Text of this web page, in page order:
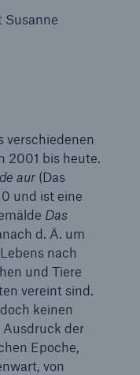
Susanne
verschiedenen
2001 bis heute.
aur(Das
und ist eine
Das
d. Ä. um
nach
und Tiere
vereint sind.
keinen
der
Epoche,
von